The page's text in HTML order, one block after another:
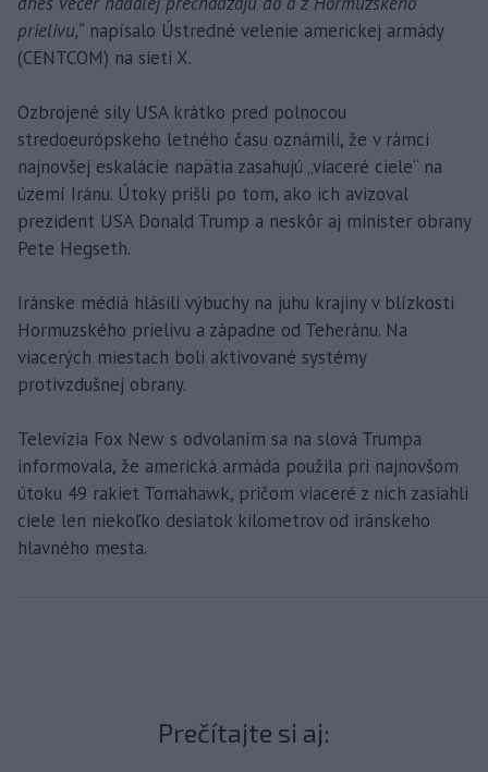
prielivu,“ napísalo Ústredné velenie americkej armády
(CENTCOM) na sieti X.
Ozbrojené sily USA krátko pred polnocou
stredoeurópskeho letného času oznámili, že v rámci
najnovšej eskalácie napätia zasahujú „viaceré ciele“ na
území Iránu. Útoky prišli po tom, ako ich avizoval
prezident USA Donald Trump a neskôr aj minister obrany
Pete Hegseth.
Iránske médiá hlásili výbuchy na juhu krajiny v blízkosti
Hormuzského prielivu a západne od Teheránu. Na
viacerých miestach boli aktivované systémy
protivzdušnej obrany.
Televízia Fox New s odvolaním sa na slová Trumpa
informovala, že americká armáda použila pri najnovšom
útoku 49 rakiet Tomahawk, pričom viaceré z nich zasiahli
ciele len niekoľko desiatok kilometrov od iránskeho
hlavného mesta.
Prečítajte si aj: